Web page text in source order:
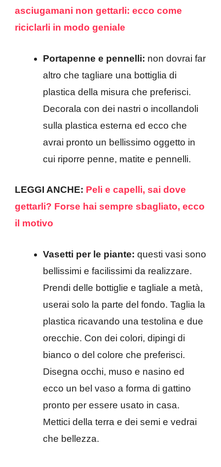
asciugamani non gettarli: ecco come
riciclarli in modo geniale
Portapenne e pennelli: non dovrai far
altro che tagliare una bottiglia di
plastica della misura che preferisci.
Decorala con dei nastri o incollandoli
sulla plastica esterna ed ecco che
avrai pronto un bellissimo oggetto in
cui riporre penne, matite e pennelli.
LEGGI ANCHE: Peli e capelli, sai dove
gettarli? Forse hai sempre sbagliato, ecco
il motivo
Vasetti per le piante: questi vasi sono
bellissimi e facilissimi da realizzare.
Prendi delle bottiglie e tagliale a metà,
userai solo la parte del fondo. Taglia la
plastica ricavando una testolina e due
orecchie. Con dei colori, dipingi di
bianco o del colore che preferisci.
Disegna occhi, muso e nasino ed
ecco un bel vaso a forma di gattino
pronto per essere usato in casa.
Mettici della terra e dei semi e vedrai
che bellezza.